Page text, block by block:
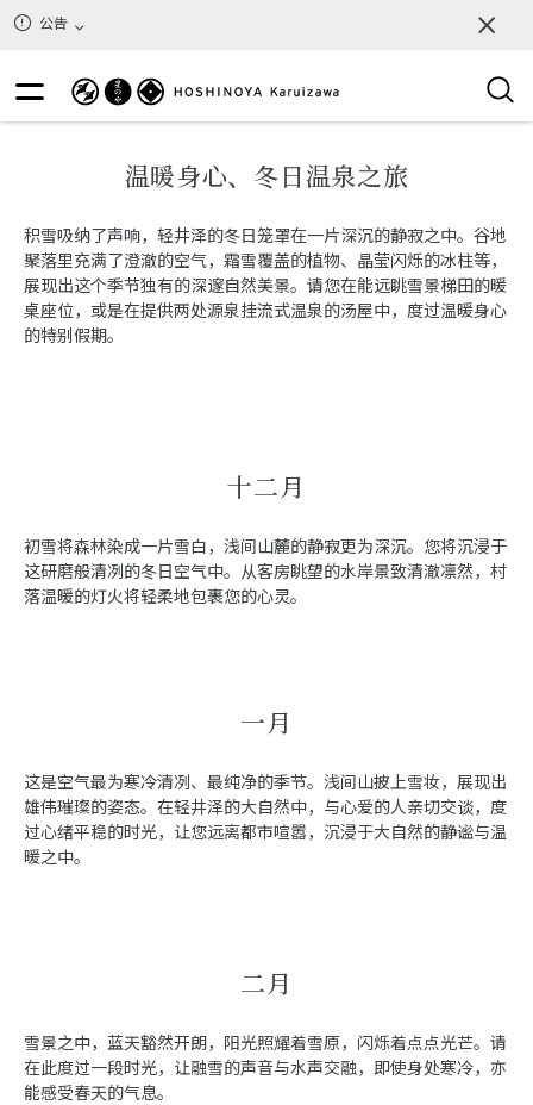
公告
温暖身心、冬日温泉之旅
积雪吸纳了声响，轻井泽的冬日笼罩在一片深沉的静寂之中。谷地
聚落里充满了澄澈的空气，霜雪覆盖的植物、晶莹闪烁的冰柱等，
展现出这个季节独有的深邃自然美景。请您在能远眺雪景梯田的暖
桌座位，或是在提供两处源泉挂流式温泉的汤屋中，度过温暖身心
的特别假期。
十二月
初雪将森林染成一片雪白，浅间山麓的静寂更为深沉。您将沉浸于
这研磨般清冽的冬日空气中。从客房眺望的水岸景致清澈凛然，村
落温暖的灯火将轻柔地包裹您的心灵。
一月
这是空气最为寒冷清冽、最纯净的季节。浅间山披上雪妆，展现出
雄伟璀璨的姿态。在轻井泽的大自然中，与心爱的人亲切交谈，度
过心绪平稳的时光，让您远离都市喧嚣，沉浸于大自然的静谧与温
暖之中。
二月
雪景之中，蓝天豁然开朗，阳光照耀着雪原，闪烁着点点光芒。请
在此度过一段时光，让融雪的声音与水声交融，即使身处寒冷，亦
能感受春天的气息。